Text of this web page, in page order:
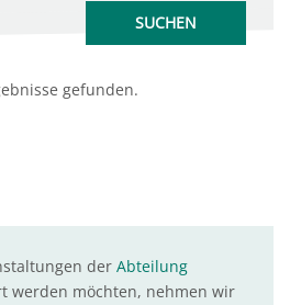
gefunden.
der Abteilung
werden möchten, nehmen wir